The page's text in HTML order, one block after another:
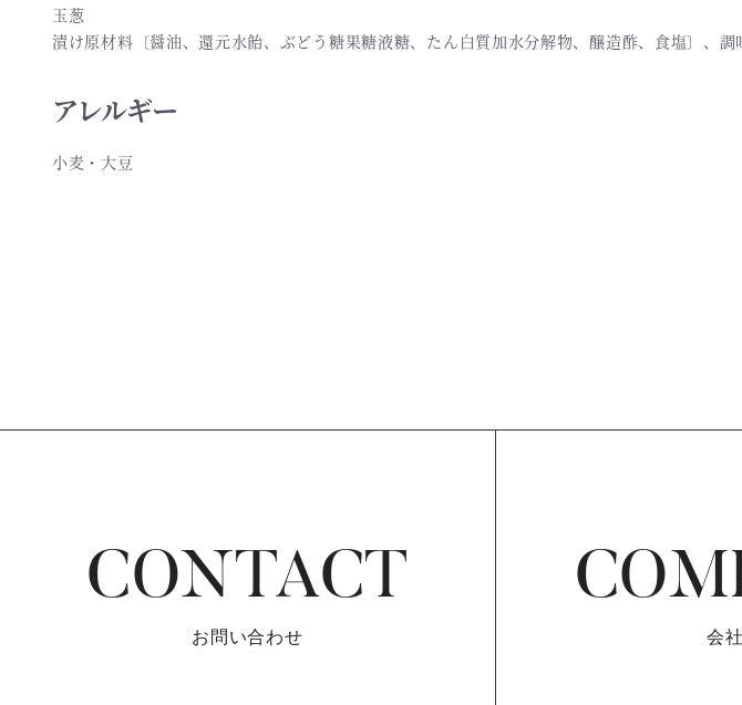
玉葱
漬け原材料〔醤油、還元水飴、ぶどう糖果糖液糖、たん白質加水分解物、醸造酢、食塩〕、
アレルギー
小麦・大豆
CONTACT
お問い合わせ 会